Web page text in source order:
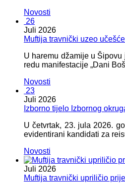
Novosti
26
Juli 2026
Muftija travnički uzeo
U haremu džamije u
redu manifestacije „Dani
Novosti
23
Juli 2026
Izborno tijelo Izbornog
U četvrtak, 23. jula 2026.
evidentirani kandidati za
Novosti
Juli 2026
Muftija travnički upriličio